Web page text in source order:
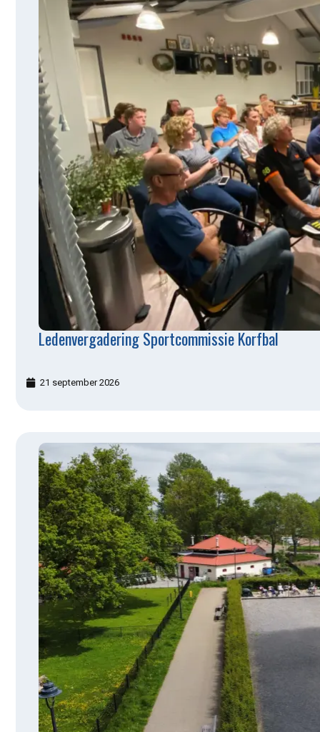
Ledenvergadering Sportcommissie Korfbal
21 september 2026